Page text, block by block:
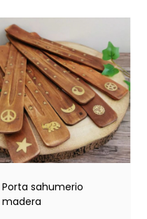
Porta sahumerio
madera